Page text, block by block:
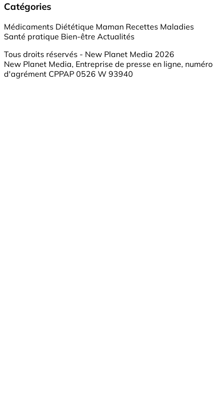
Catégories
Médicaments Diététique Maman Recettes Maladies
Santé pratique Bien-être Actualités
Tous droits réservés - New Planet Media 2026
New Planet Media, Entreprise de presse en ligne, numéro
d'agrément CPPAP 0526 W 93940